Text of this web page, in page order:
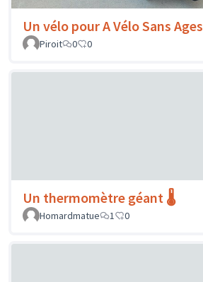
Un vélo pour A Vélo Sans Ages
Piroit
0 0
Un thermomètre géant 🌡️
Homardmatue
1 0